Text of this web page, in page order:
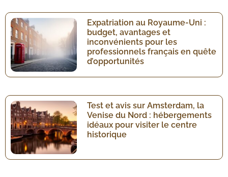
Expatriation au Royaume-Uni :
budget, avantages et
inconvénients pour les
professionnels français en quête
d’opportunités
Test et avis sur Amsterdam, la
Venise du Nord : hébergements
idéaux pour visiter le centre
historique